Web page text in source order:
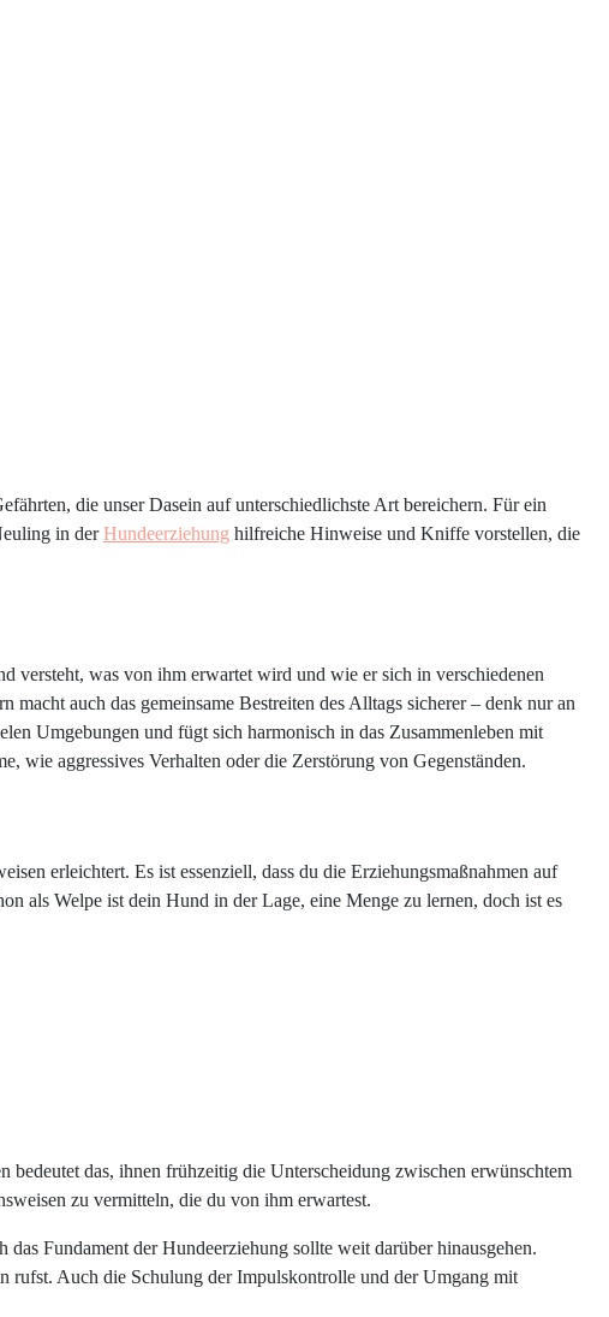
die unser Dasein auf unterschiedlichste Art bereichern. Für ein
in derHundeerziehung hilfreiche Hinweise und Kniffe vorstellen, die
versteht, was von ihm erwartet wird und wie er sich in verschiedenen
macht auch das gemeinsame Bestreiten des Alltags sicherer – denk nur an
Umgebungen und fügt sich harmonisch in das Zusammenleben mit
wie aggressives Verhalten oder die Zerstörung von Gegenständen.
erleichtert. Es ist essenziell, dass du die Erziehungsmaßnahmen auf
als Welpe ist dein Hund in der Lage, eine Menge zu lernen, doch ist es
das, ihnen frühzeitig die Unterscheidung zwischen erwünschtem
zu vermitteln, die du von ihm erwartest.
das Fundament der Hundeerziehung sollte weit darüber hinausgehen.
rufst. Auch die Schulung der Impulskontrolle und der Umgang mit